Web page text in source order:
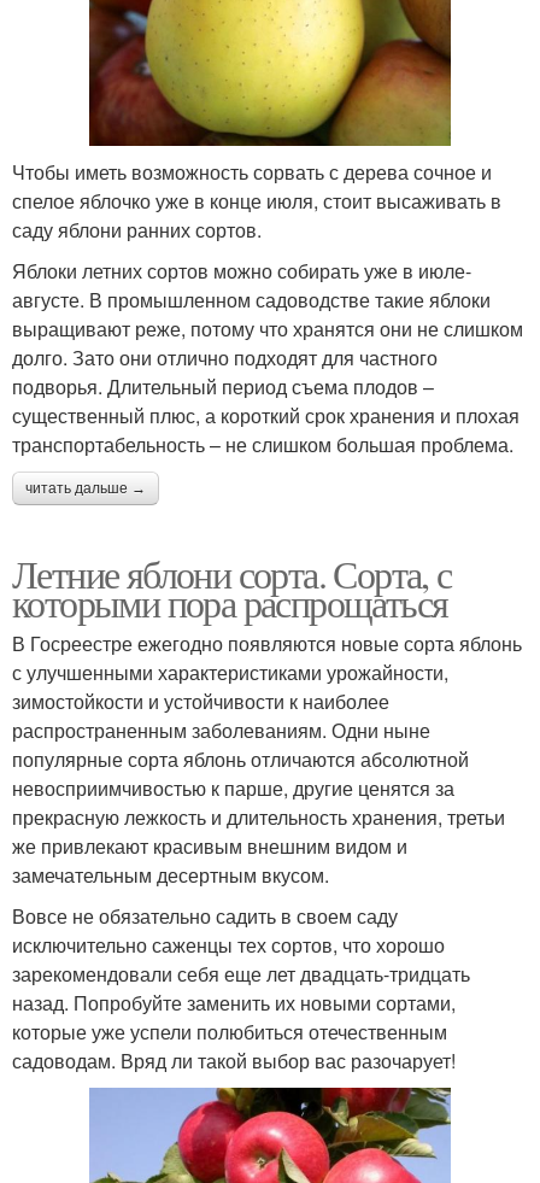
Чтобы иметь возможность сорвать с дерева сочное и
спелое яблочко уже в конце июля, стоит высаживать в
саду яблони ранних сортов.
Яблоки летних сортов можно собирать уже в июле-
августе. В промышленном садоводстве такие яблоки
выращивают реже, потому что хранятся они не слишком
долго. Зато они отлично подходят для частного
подворья. Длительный период съема плодов –
существенный плюс, а короткий срок хранения и плохая
транспортабельность – не слишком большая проблема.
читать дальше →
Летние яблони сорта. Сорта, с
которыми пора распрощаться
В Госреестре ежегодно появляются новые сорта яблонь
с улучшенными характеристиками урожайности,
зимостойкости и устойчивости к наиболее
распространенным заболеваниям. Одни ныне
популярные сорта яблонь отличаются абсолютной
невосприимчивостью к парше, другие ценятся за
прекрасную лежкость и длительность хранения, третьи
же привлекают красивым внешним видом и
замечательным десертным вкусом.
Вовсе не обязательно садить в своем саду
исключительно саженцы тех сортов, что хорошо
зарекомендовали себя еще лет двадцать-тридцать
назад. Попробуйте заменить их новыми сортами,
которые уже успели полюбиться отечественным
садоводам. Вряд ли такой выбор вас разочарует!